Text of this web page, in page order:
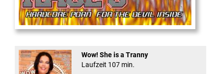
Anal Rage #5
Wow! She is a Tranny
Laufzeit 107 min.